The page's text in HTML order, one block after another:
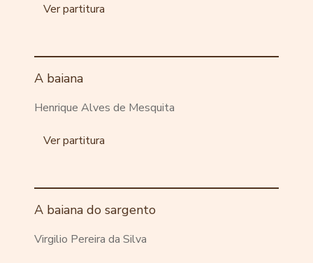
Ver partitura
A baiana
Henrique Alves de Mesquita
Ver partitura
A baiana do sargento
Virgilio Pereira da Silva